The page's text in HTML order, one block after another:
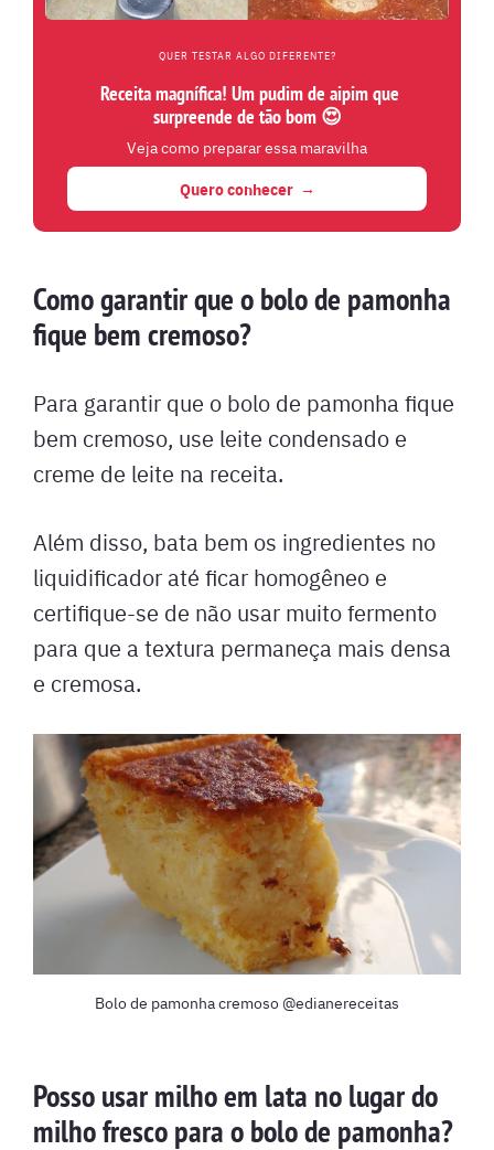
QUER TESTAR ALGO DIFERENTE?
Receita magnífica! Um pudim de aipim que
surpreende de tão bom 😍
Veja como preparar essa maravilha
Quero conhecer
Como garantir que o bolo de pamonha
fique bem cremoso?
Para garantir que o bolo de pamonha fique
bem cremoso, use leite condensado e
creme de leite na receita.
Além disso, bata bem os ingredientes no
liquidificador até ficar homogêneo e
certifique-se de não usar muito fermento
para que a textura permaneça mais densa
e cremosa.
Bolo de pamonha cremoso @edianereceitas
Posso usar milho em lata no lugar do
milho fresco para o bolo de pamonha?